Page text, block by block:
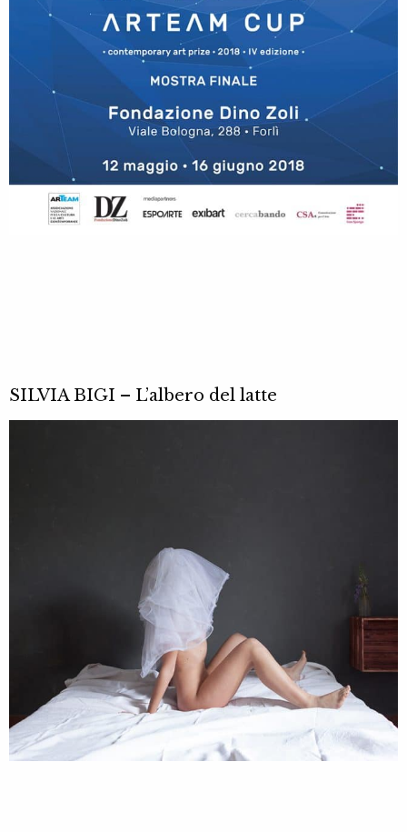
SILVIA BIGI – L’albero del latte